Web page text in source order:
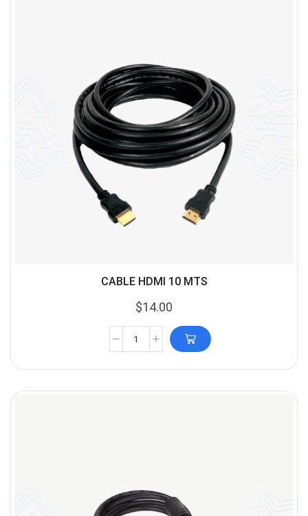
CABLE HDMI 10 MTS
$14.00